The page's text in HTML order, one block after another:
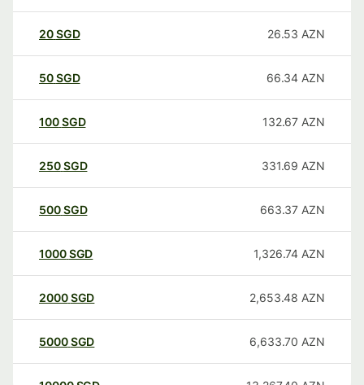
20SGD 26.53 AZN
50SGD 66.34 AZN
100SGD 132.67 AZN
250SGD 331.69 AZN
500SGD 663.37 AZN
1000SGD 1,326.74 AZN
2000SGD 2,653.48 AZN
5000SGD 6,633.70 AZN